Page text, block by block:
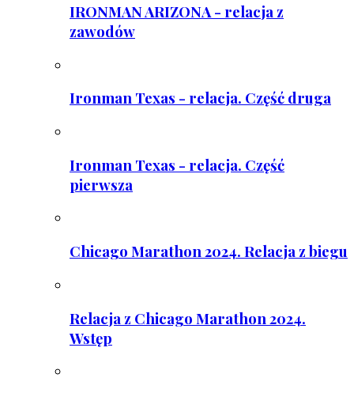
IRONMAN ARIZONA - relacja z
zawodów
Ironman Texas - relacja. Część druga
Ironman Texas - relacja. Część
pierwsza
Chicago Marathon 2024. Relacja z biegu
Relacja z Chicago Marathon 2024.
Wstęp